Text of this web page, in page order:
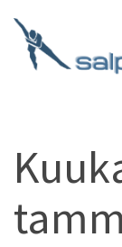
content